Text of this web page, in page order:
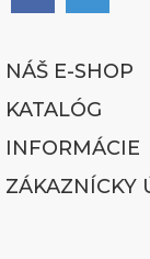
NÁŠ E-SHOP
KATALÓG
INFORMÁCIE
ZÁKAZNÍCKY